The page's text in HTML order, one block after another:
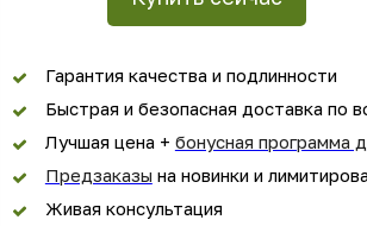
Гарантия качества и подлинности
Быстрая и безопасная доставка по
Лучшая цена + бонусная программа
Предзаказы на новинки и
Живая консультация